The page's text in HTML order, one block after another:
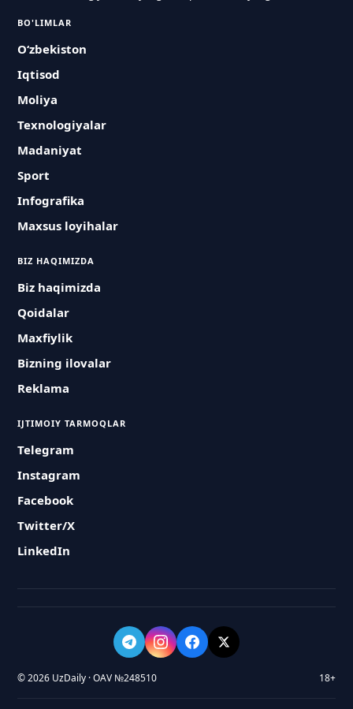
BO'LIMLAR
O‘zbekiston
Iqtisod
Moliya
Texnologiyalar
Madaniyat
Sport
Infografika
Maxsus loyihalar
BIZ HAQIMIZDA
Biz haqimizda
Qoidalar
Maxfiylik
Bizning ilovalar
Reklama
IJTIMOIY TARMOQLAR
Telegram
Instagram
Facebook
Twitter/X
LinkedIn
© 2026 UzDaily · OAV №248510 18+